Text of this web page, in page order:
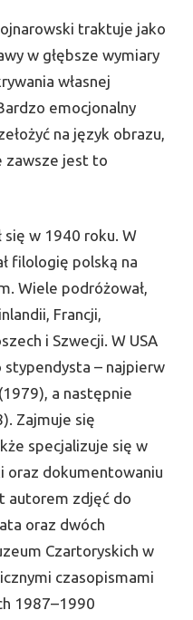
traktuje jako
w głębsze wymiary
własnej
emocjonalny
na język obrazu,
zawsze jest to
się w 1940 roku. W
filologię polską na
Wiele podróżował,
Francji,
i Szwecji. W USA
stypendysta – najpierw
a następnie
Zajmuje się
specjalizuje się w
oraz dokumentowaniu
autorem zdjęć do
oraz dwóch
Czartoryskich w
czasopismami
1987–1990